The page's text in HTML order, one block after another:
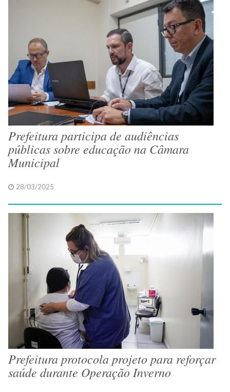
Prefeitura participa de audiências
públicas sobre educação na Câmara
Municipal
28/03/2025
Prefeitura protocola projeto para reforçar
saúde durante Operação Inverno